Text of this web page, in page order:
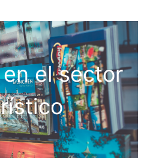
el sector